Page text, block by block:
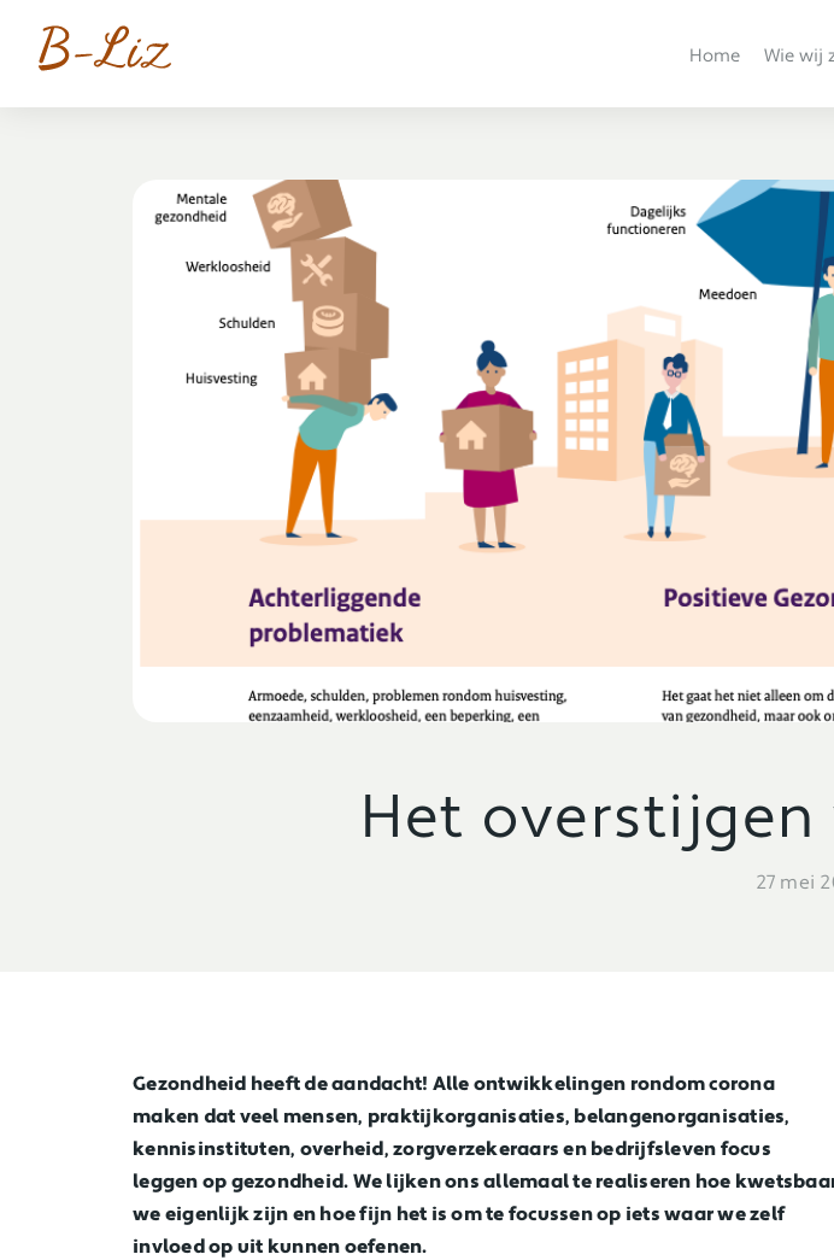
Home Wie wij
Het
27 mei
Gezondheid heeft de aandacht! Alle ontwikkelingen rondom corona
maken dat veel mensen, praktijkorganisaties, belangenorganisaties,
kennisinstituten, overheid, zorgverzekeraars en bedrijfsleven focus
leggen op gezondheid. We lijken ons allemaal te realiseren hoe
we eigenlijk zijn en hoe fijn het is om te focussen op iets waar we zelf
invloed op uit kunnen oefenen.